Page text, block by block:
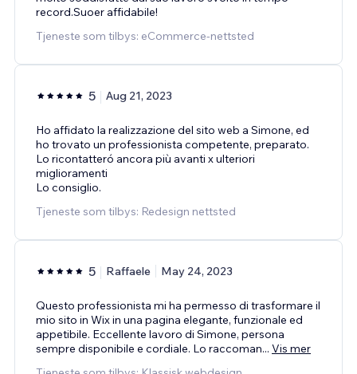
record.Suoer affidabile!
Tjeneste som tilbys: eCommerce-nettsted
5 Aug 21, 2023
Ho affidato la realizzazione del sito web a Simone, ed
ho trovato un professionista competente, preparato.
Lo ricontatteró ancora più avanti x ulteriori
miglioramenti
Lo consiglio.
Tjeneste som tilbys: Redesign nettsted
5 Raffaele May 24, 2023
Questo professionista mi ha permesso di trasformare il
mio sito in Wix in una pagina elegante, funzionale ed
appetibile. Eccellente lavoro di Simone, persona
sempre disponibile e cordiale. Lo raccoman... Vis mer